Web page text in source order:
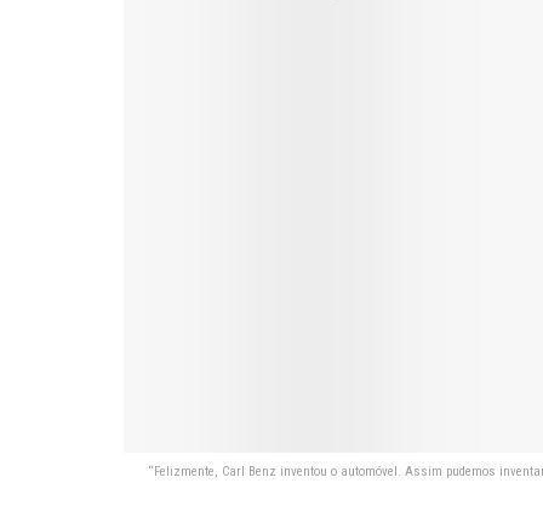
“Felizmente, Carl Benz inventou o automóvel. Assim pudemos